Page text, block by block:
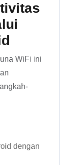
WiFi ini
dengan